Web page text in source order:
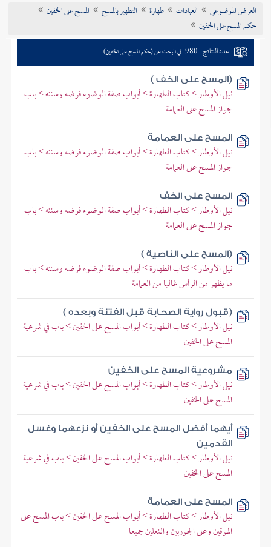
تراجم الأعلام
العرض الموضوعي العبادات طهارة التطهير بالمسح
المسح على الخفين
حكم المسح على الخفين
عدد النتائج : 980 في البحث عن (حكم المسح على الخفين)
(المسح على الخف )
نيل الأوطار > كتاب الطهارة > أبواب صفة الوضوء فرضه وسننه > باب
جواز المسح على العمامة
المسح على العمامة
نيل الأوطار > كتاب الطهارة > أبواب صفة الوضوء فرضه وسننه > باب
جواز المسح على العمامة
المسح على الخف
نيل الأوطار > كتاب الطهارة > أبواب صفة الوضوء فرضه وسننه > باب
جواز المسح على العمامة
(المسح على الناصية )
نيل الأوطار > كتاب الطهارة > أبواب صفة الوضوء فرضه وسننه > باب
ما يظهر من الرأس غالبا من العمامة
(قبول رواية الصحابة قبل الفتنة وبعده )
نيل الأوطار > كتاب الطهارة > أبواب المسح على الخفين > باب في شرعية
المسح على الخفين
مشروعية المسح على الخفين
نيل الأوطار > كتاب الطهارة > أبواب المسح على الخفين > باب في شرعية
المسح على الخفين
أيهما أفضل المسح على الخفين أو نزعهما وغسل
القدمين
نيل الأوطار > كتاب الطهارة > أبواب المسح على الخفين > باب في شرعية
المسح على الخفين
المسح على العمامة
نيل الأوطار > كتاب الطهارة > أبواب المسح على الخفين > باب المسح على
الموقين وعلى الجوربين والنعلين جميعا